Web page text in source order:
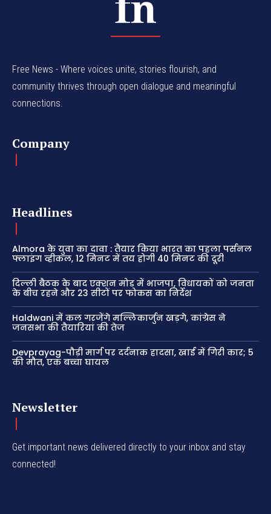
Free News - Where voices unite, stories flourish, and
community thrives through open dialogue and meaningful
connections.
Company
Headlines
Almora के युवा का दावा : तैयार किया भारत का पहला पर्सनल
फ्लाइंग व्हीकल, 12 मिनट में तय होगी 40 मिनट की दूरी
दिल्ली बैठक के बाद एक्शन मोड में भाजपा, विधायकों को जनता
के बीच रहने और 23 सीटों पर फोकस का निर्देश
Haldwani में कल गरजेंगे मल्लिकार्जुन खड़गे, कांग्रेस ने
जनसभा की तैयारियां की तेज
Devprayag-पौड़ी मार्ग पर दर्दनाक हादसा, खाई में गिरी कार; 5
की मौत, एक बच्चा घायल
Newsletter
Get important news delivered directly to your inbox and stay
connected!